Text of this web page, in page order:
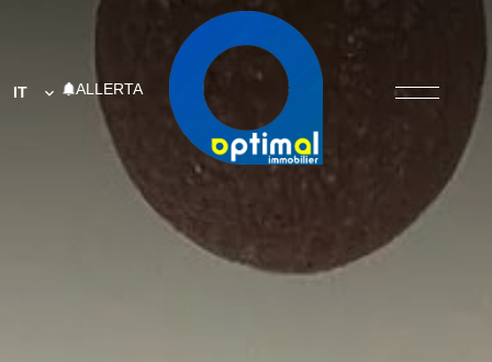
IT ALLERTA